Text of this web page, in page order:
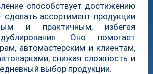
способствует достижению
ассортимент продукции
и практичным, избегая
Оно помогает
автомастерским и клиентам,
снижая сложность и
выбор продукции.